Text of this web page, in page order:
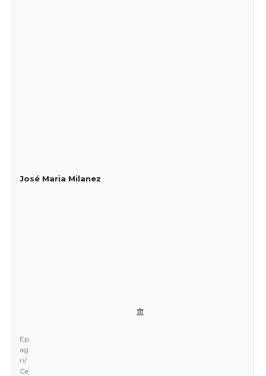
José Maria Milanez
Ep
ag
ri/
Ce